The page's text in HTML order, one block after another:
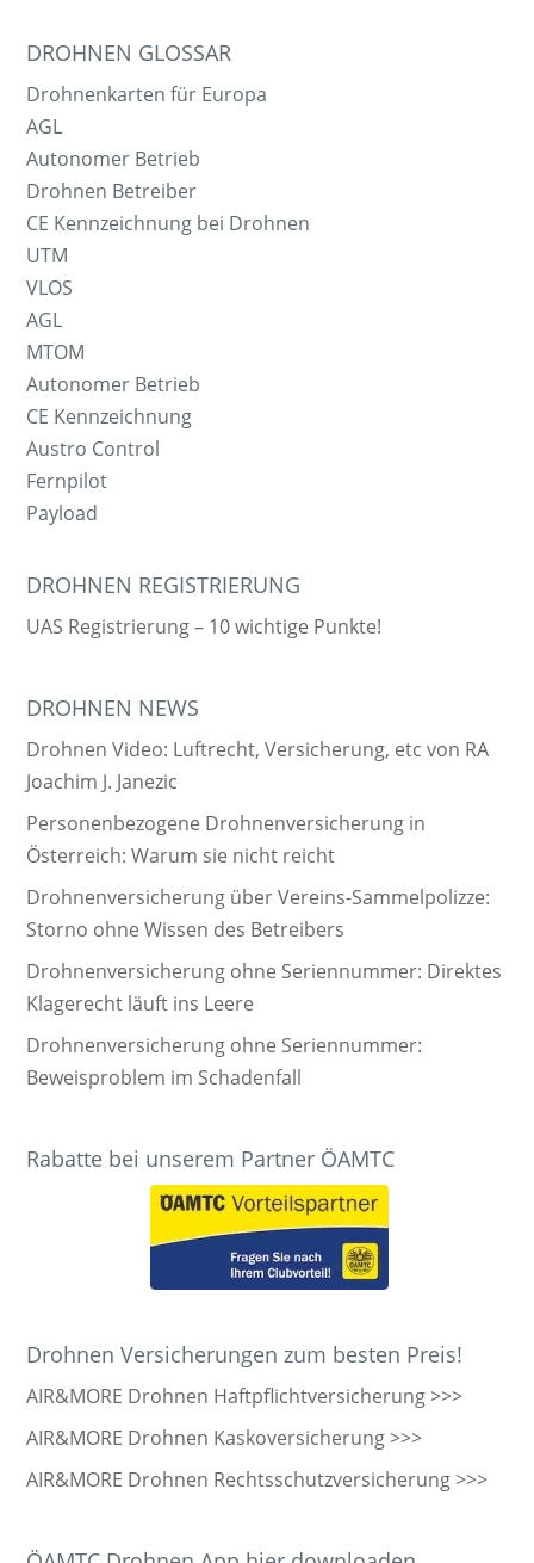
DROHNEN GLOSSAR
Drohnenkarten für Europa
AGL
Autonomer Betrieb
Drohnen Betreiber
CE Kennzeichnung bei Drohnen
UTM
VLOS
AGL
MTOM
Autonomer Betrieb
CE Kennzeichnung
Austro Control
Fernpilot
Payload
DROHNEN REGISTRIERUNG
UAS Registrierung – 10 wichtige Punkte!
DROHNEN NEWS
Drohnen Video: Luftrecht, Versicherung, etc von RA
Joachim J. Janezic
Personenbezogene Drohnenversicherung in
Österreich: Warum sie nicht reicht
Drohnenversicherung über Vereins-Sammelpolizze:
Storno ohne Wissen des Betreibers
Drohnenversicherung ohne Seriennummer: Direktes
Klagerecht läuft ins Leere
Drohnenversicherung ohne Seriennummer:
Beweisproblem im Schadenfall
Rabatte bei unserem Partner ÖAMTC
Drohnen Versicherungen zum besten Preis!
AIR&MORE Drohnen Haftpflichtversicherung >>>
AIR&MORE Drohnen Kaskoversicherung >>>
AIR&MORE Drohnen Rechtsschutzversicherung >>>